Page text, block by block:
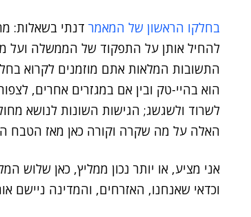
בחלקו הראשון של המאמר דנתי בשאלות:
התשובות המלאות אתם מוזמנים לקרוא
הוא בהיי-טק ובין אם במגזרים אחרים,
לשרוד ולשגשג; הגישות השונות לנושא
האלה על מה שקרה וקורה כאן מאז הטבח
אני מציע, או יותר נכון ממליץ, כאן שלוש
וכדאי שאנחנו, האזרחים, והמדינה ניישם